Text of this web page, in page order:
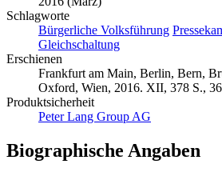
Schlagworte
Bürgerliche Volksführung
Gleichschaltung
Erschienen
Frankfurt am Main, Berlin, Bern,
Oxford, Wien, 2016. XII, 378 S.,
Produktsicherheit
Peter Lang Group AG
Biographische Angaben